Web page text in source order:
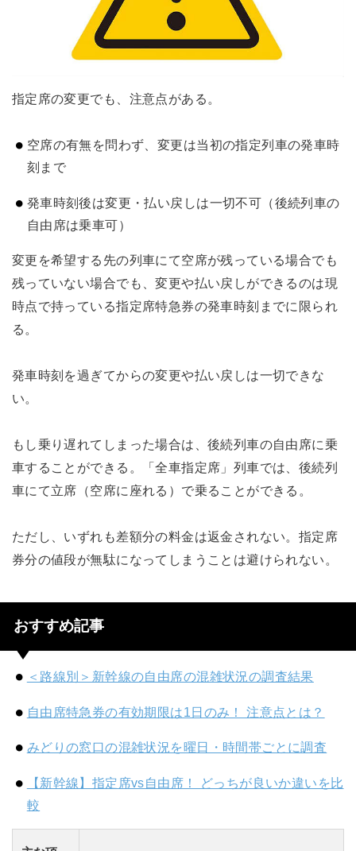
指定席の変更でも、注意点がある。
空席の有無を問わず、変更は当初の指定列車の発車時
刻まで
発車時刻後は変更・払い戻しは一切不可（後続列車の
自由席は乗車可）
変更を希望する先の列車にて空席が残っている場合でも
残っていない場合でも、変更や払い戻しができるのは現
時点で持っている指定席特急券の発車時刻までに限られ
る。
発車時刻を過ぎてからの変更や払い戻しは一切できな
い。
もし乗り遅れてしまった場合は、後続列車の自由席に乗
車することができる。「全車指定席」列車では、後続列
車にて立席（空席に座れる）で乗ることができる。
ただし、いずれも差額分の料金は返金されない。指定席
券分の値段が無駄になってしまうことは避けられない。
おすすめ記事
＜路線別＞新幹線の自由席の混雑状況の調査結果
自由席特急券の有効期限は1日のみ！ 注意点とは？
みどりの窓口の混雑状況を曜日・時間帯ごとに調査
【新幹線】指定席vs自由席！ どっちが良いか違いを比
較